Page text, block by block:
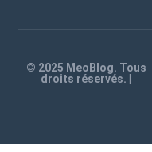
© 2025 MeoBlog. Tous
droits réservés. |